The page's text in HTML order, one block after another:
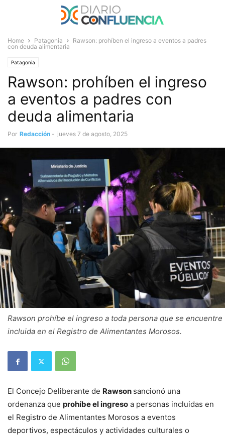
Home Patagonia
Rawson: prohíben el ingreso a eventos a padres
con deuda alimentaria
Patagonia
Rawson: prohíben el ingreso
a eventos a padres con
deuda alimentaria
Por Redacción - jueves 7 de agosto, 2025
Rawson prohíbe el ingreso a toda persona que se encuentre
incluida en el Registro de Alimentantes Morosos.
El Concejo Deliberante de Rawson sancionó una
ordenanza que prohíbe el ingreso a personas incluidas en
el Registro de Alimentantes Morosos a eventos
deportivos, espectáculos y actividades culturales o